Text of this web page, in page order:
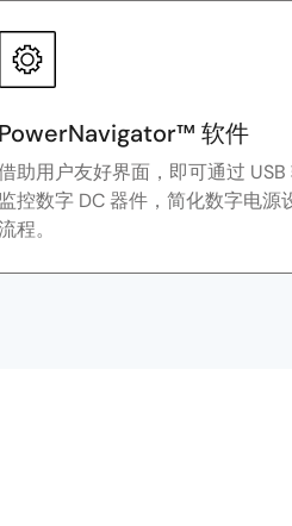
PowerNavigator™ 软件
助用户友好界面，即可通过
监控数字 DC 器件，简化数字电源
程。